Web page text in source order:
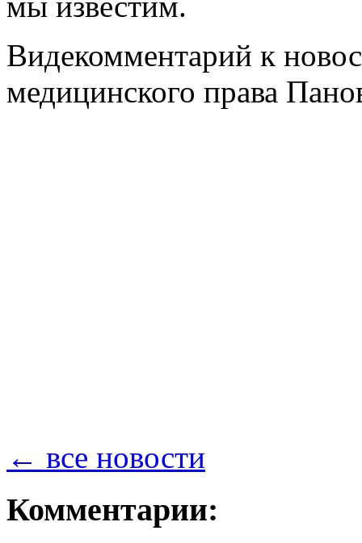
Видекомментарий к
медицинского права
← все новости
Комментарии: